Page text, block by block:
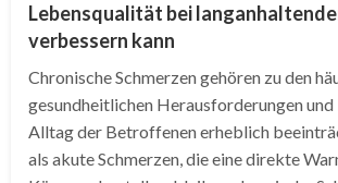
Lebensqualität bei
verbessern kann
Chronische Schmerzen gehören zu den
gesundheitlichen Herausforderungen und
Alltag der Betroffenen erheblich
als akute Schmerzen, die eine direkte